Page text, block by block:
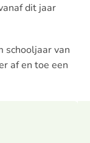
dit jaar
schooljaar van
af en toe een